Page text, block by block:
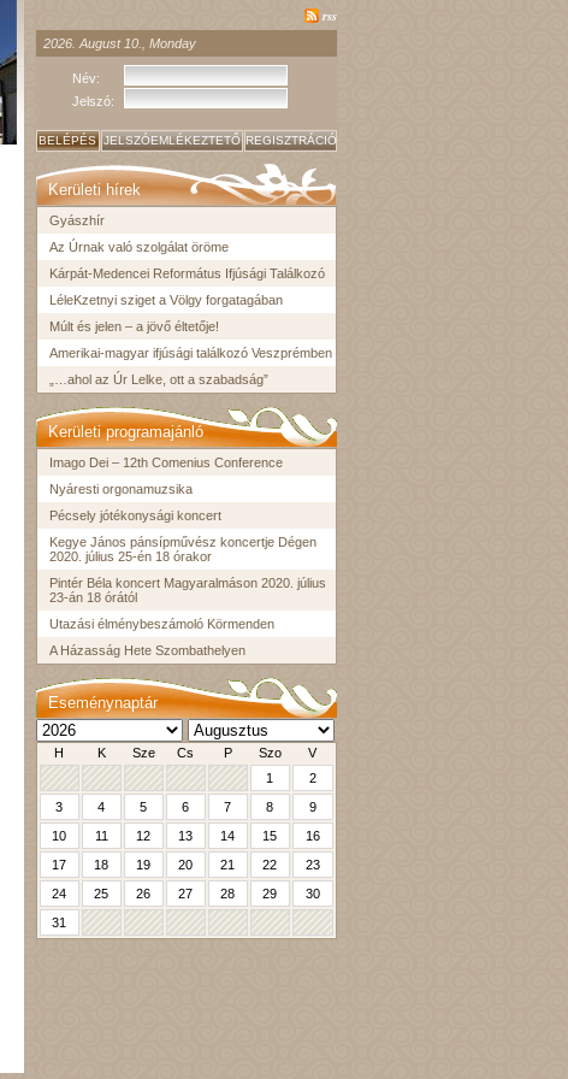
rss
2026. August 10., Monday
Név:
Jelszó:
BELÉPÉS JELSZÓEMLÉKEZTETŐ REGISZTRÁCIÓ
Kerületi hírek
Gyászhír
Az Úrnak való szolgálat öröme
Kárpát-Medencei Református Ifjúsági Találkozó
LéleKzetnyi sziget a Völgy forgatagában
Múlt és jelen – a jövő éltetője!
Amerikai-magyar ifjúsági találkozó Veszprémben
„…ahol az Úr Lelke, ott a szabadság”
Kerületi programajánló
Imago Dei – 12th Comenius Conference
Nyáresti orgonamuzsika
Pécsely jótékonysági koncert
Kegye János pánsípművész koncertje Dégen
2020. július 25-én 18 órakor
Pintér Béla koncert Magyaralmáson 2020. július
23-án 18 órától
Utazási élménybeszámoló Körmenden
A Házasság Hete Szombathelyen
Eseménynaptár
H K Sze Cs P Szo
V
1
2
3
4 5 6 7 8
9
10
11 12 13 14 15
16
17
18 19 20 21 22
23
24
25 26 27 28 29
30
31